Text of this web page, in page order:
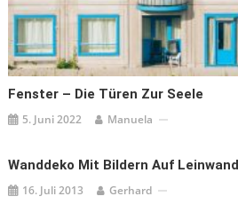
Fenster – Die Türen Zur Seele
5. Juni 2022 Manuela
Wanddeko Mit Bildern Auf Leinwand
16. Juli 2013 Gerhard